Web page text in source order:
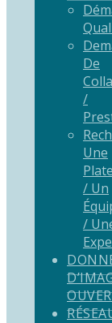
De
/
Une
/ Un
/